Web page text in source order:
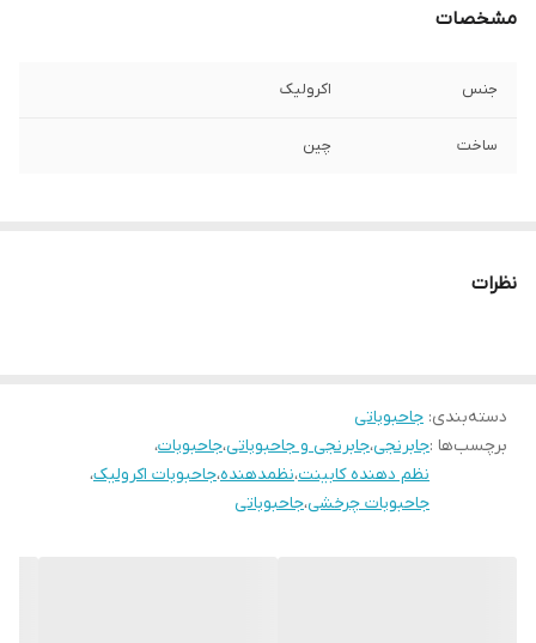
مشخصات
جنس اکرولیک
ساخت چین
نظرات
دسته‌بندی: جاحبوباتی
برچسب‌ها :جابرنجی،جابرنجی و جاحبوباتی،جاحبوبات،
نظم دهنده کابینت،نظمدهنده،جاحبوبات اکرولیک،
جاحبوبات چرخشی،جاحبوباتی